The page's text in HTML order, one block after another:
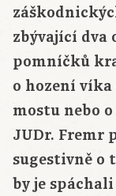
zbývající dva
pomníčků
o hození
mostu nebo
JUDr. Fremr
sugestivně o
by je